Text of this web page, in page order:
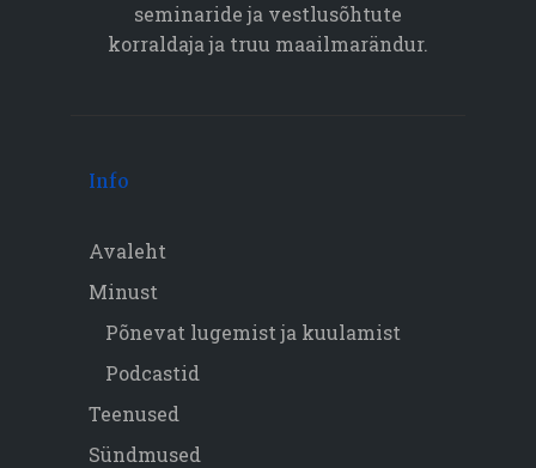
seminaride ja vestlusõhtute
korraldaja ja truu maailmarändur.
Info
Avaleht
Minust
Põnevat lugemist ja kuulamist
Podcastid
Teenused
Sündmused